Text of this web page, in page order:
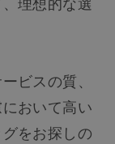
ビスの質、
おいて高い
をお探しの